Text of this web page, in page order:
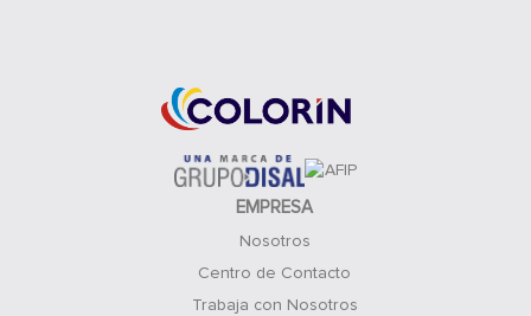
EMPRESA
Nosotros
Centro de Contacto
Trabaja con Nosotros